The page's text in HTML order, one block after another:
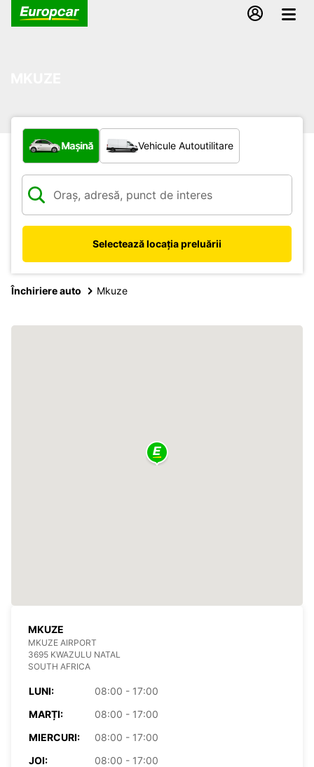
Ce tip de vehicul?
Mașină Vehicule Autoutilitare
Selectează locația preluării
Închiriere auto Mkuze
MKUZE
MKUZE AIRPORT
3695 KWAZULU NATAL
SOUTH AFRICA
LUNI:
08:00 - 17:00
MARȚI:
08:00 - 17:00
MIERCURI:
08:00 - 17:00
JOI:
08:00 - 17:00